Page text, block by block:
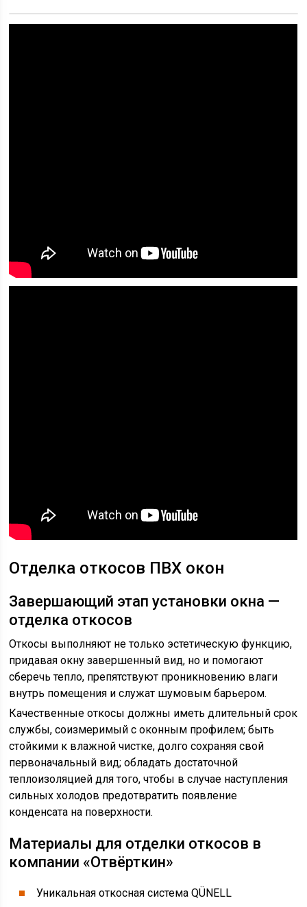
Отделка откосов ПВХ окон
Завершающий этап установки окна —
отделка откосов
Откосы выполняют не только эстетическую функцию,
придавая окну завершенный вид, но и помогают
сберечь тепло, препятствуют проникновению влаги
внутрь помещения и служат шумовым барьером.
Качественные откосы должны иметь длительный срок
службы, соизмеримый с оконным профилем; быть
стойкими к влажной чистке, долго сохраняя свой
первоначальный вид; обладать достаточной
теплоизоляцией для того, чтобы в случае наступления
сильных холодов предотвратить появление
конденсата на поверхности.
Материалы для отделки откосов в
компании «Отвёрткин»
Уникальная откосная система QÜNELL